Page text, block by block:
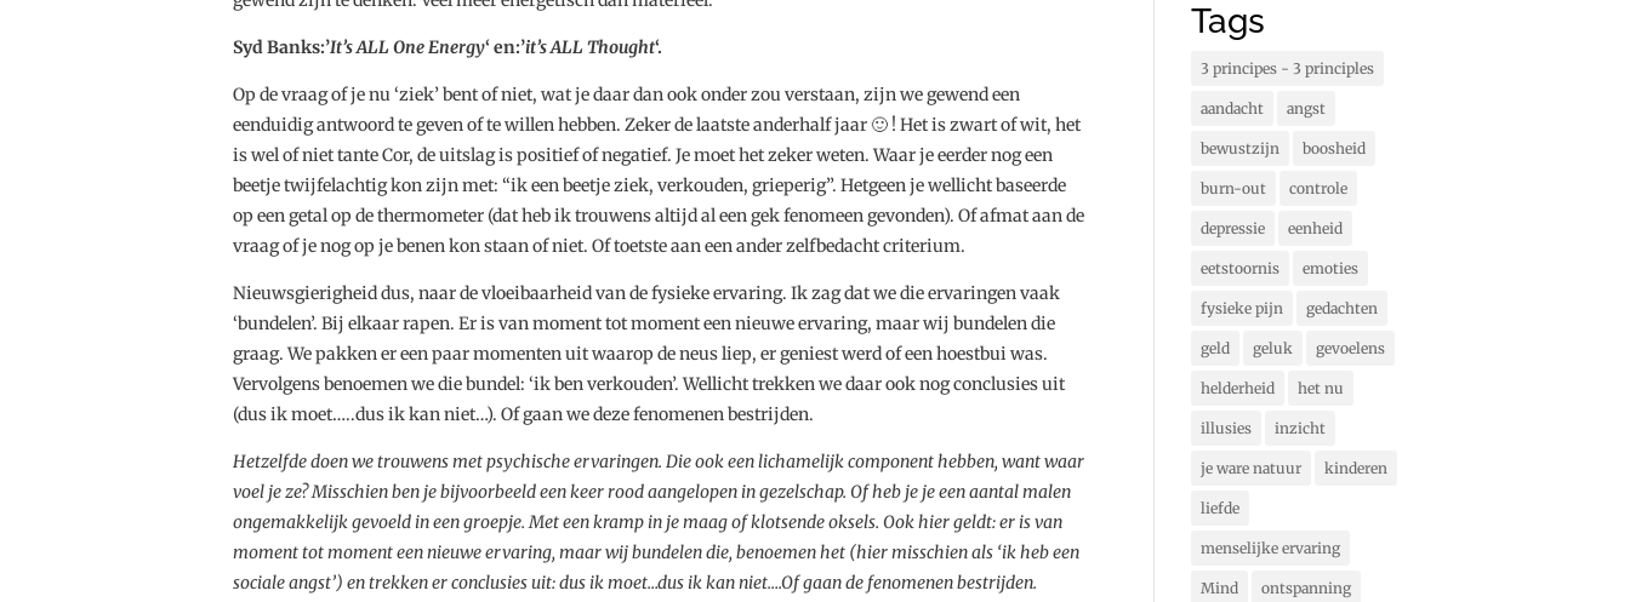
Syd Banks:’It’s ALL One Energy‘ en:’it’s ALL Thought‘.
Op de vraag of je nu ‘ziek’ bent of niet, wat je daar dan ook onder zou verstaan, zijn we gewend een
eenduidig antwoord te geven of te willen hebben. Zeker de laatste anderhalf jaar 🙂 ! Het is zwart of wit, het
is wel of niet tante Cor, de uitslag is positief of negatief. Je moet het zeker weten. Waar je eerder nog een
beetje twijfelachtig kon zijn met: “ik een beetje ziek, verkouden, grieperig”. Hetgeen je wellicht baseerde
op een getal op de thermometer (dat heb ik trouwens altijd al een gek fenomeen gevonden). Of afmat aan de
vraag of je nog op je benen kon staan of niet. Of toetste aan een ander zelfbedacht criterium.
Nieuwsgierigheid dus, naar de vloeibaarheid van de fysieke ervaring. Ik zag dat we die ervaringen vaak
‘bundelen’. Bij elkaar rapen. Er is van moment tot moment een nieuwe ervaring, maar wij bundelen die
graag. We pakken er een paar momenten uit waarop de neus liep, er geniest werd of een hoestbui was.
Vervolgens benoemen we die bundel: ‘ik ben verkouden’. Wellicht trekken we daar ook nog conclusies uit
(dus ik moet…..dus ik kan niet…). Of gaan we deze fenomenen bestrijden.
Hetzelfde doen we trouwens met psychische ervaringen. Die ook een lichamelijk component hebben, want waar
voel je ze? Misschien ben je bijvoorbeeld een keer rood aangelopen in gezelschap. Of heb je je een aantal malen
ongemakkelijk gevoeld in een groepje. Met een kramp in je maag of klotsende oksels. Ook hier geldt: er is van
moment tot moment een nieuwe ervaring, maar wij bundelen die, benoemen het (hier misschien als ‘ik heb een
sociale angst’) en trekken er conclusies uit: dus ik moet…dus ik kan niet….Of gaan de fenomenen bestrijden.
Tags
3 principes - 3 principles
aandacht angst
bewustzijn boosheid
burn-out controle
depressie eenheid
eetstoornis emoties
fysieke pijn gedachten
geld geluk gevoelens
helderheid het nu
illusies inzicht
je ware natuur kinderen
liefde
menselijke ervaring
Mind ontspanning